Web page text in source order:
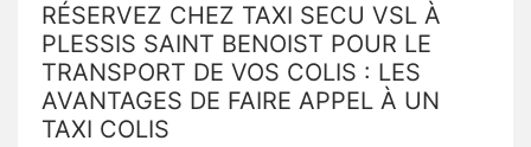
RÉSERVEZ CHEZ TAXI SECU VSL À
PLESSIS SAINT BENOIST POUR LE
TRANSPORT DE VOS COLIS : LES
AVANTAGES DE FAIRE APPEL À UN
TAXI COLIS